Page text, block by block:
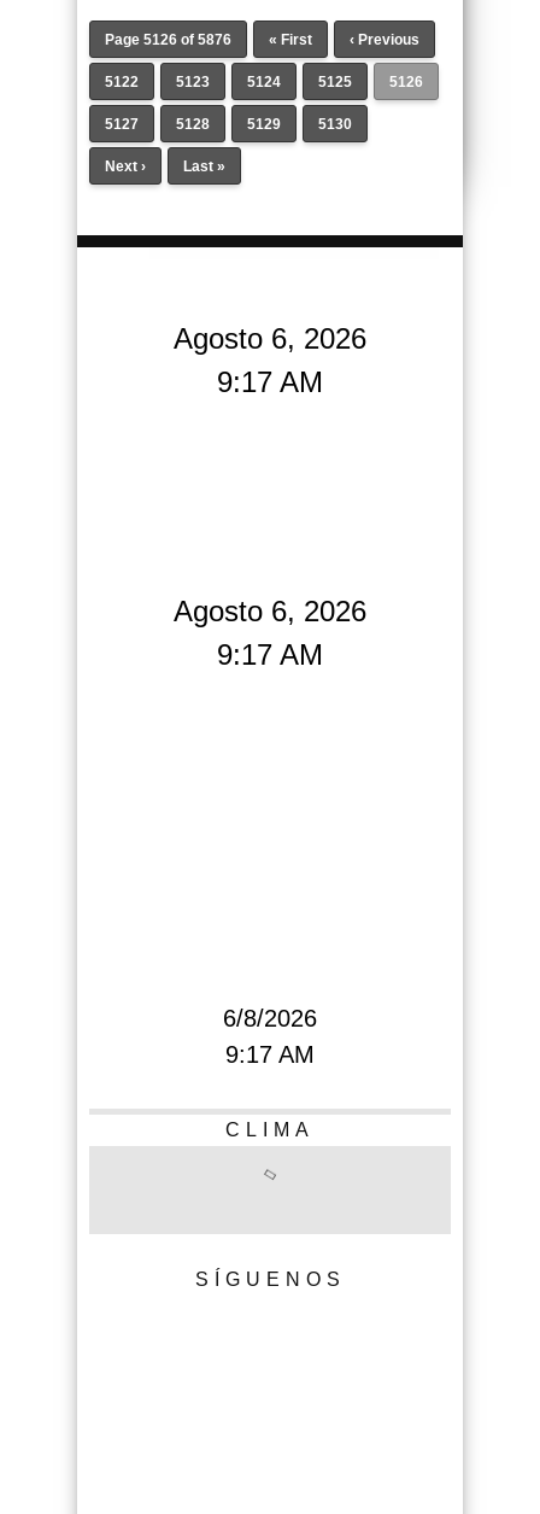
Page 5126 of 5876 « First ‹ Previous
5122 5123 5124 5125 5126
5127 5128 5129 5130
Next › Last »
Agosto 6, 2026
9:17 AM
Agosto 6, 2026
9:17 AM
6/8/2026
9:17 AM
CLIMA
SÍGUENOS